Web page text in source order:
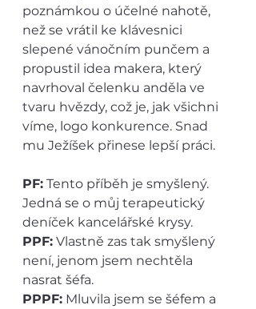
poznámkou o účelné nahotě,
než se vrátil ke klávesnici
slepené vánočním punčem a
propustil idea makera, který
navrhoval čelenku anděla ve
tvaru hvězdy, což je, jak všichni
víme, logo konkurence. Snad
mu Ježíšek přinese lepší práci.
PF: Tento příběh je smyšlený.
Jedná se o můj terapeutický
deníček kancelářské krysy.
PPF: Vlastně zas tak smyšlený
není, jenom jsem nechtěla
nasrat šéfa.
PPPF: Mluvila jsem se šéfem a